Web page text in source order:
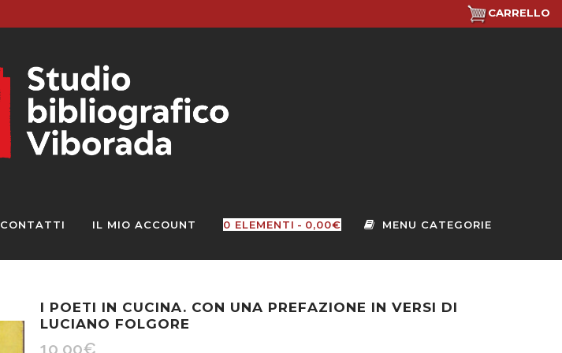
CARRELLO
CONTATTI IL MIO ACCOUNT 0 ELEMENTI 0,00€
I POETI IN CUCINA. CON UNA PREFAZIONE IN VERSI DI
LUCIANO FOLGORE
10,00€